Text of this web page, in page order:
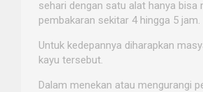
sehari dengan satu alat hanya
pembakaran sekitar 4 hingga 5 jam.
Untuk kedepannya diharapkan
kayu tersebut.
Dalam menekan atau mengurangi